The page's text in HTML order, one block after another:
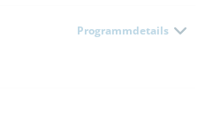
Programmdetails